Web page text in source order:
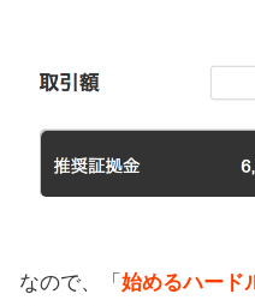
なので、「 始めるハード